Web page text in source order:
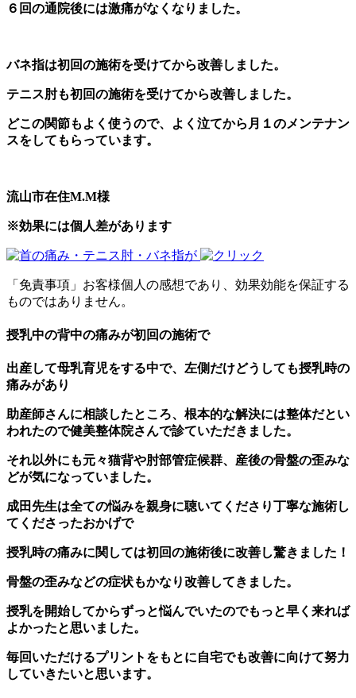
６回の通院後には激痛がなくなりました。
バネ指は初回の施術を受けてから改善しました。
テニス肘も初回の施術を受けてから改善しました。
どこの関節もよく使うので、よく泣てから月１のメンテナン
スをしてもらっています。
流山市在住M.M様
※効果には個人差があります
「免責事項」お客様個人の感想であり、効果効能を保証する
ものではありません。
授乳中の背中の痛みが初回の施術で
出産して母乳育児をする中で、左側だけどうしても授乳時の
痛みがあり
助産師さんに相談したところ、根本的な解決には整体だとい
われたので健美整体院さんで診ていただきました。
それ以外にも元々猫背や肘部管症候群、産後の骨盤の歪みな
どが気になっていました。
成田先生は全ての悩みを親身に聴いてくださり丁寧な施術し
てくださったおかげで
授乳時の痛みに関しては初回の施術後に改善し驚きました！
骨盤の歪みなどの症状もかなり改善してきました。
授乳を開始してからずっと悩んでいたのでもっと早く来れば
よかったと思いました。
毎回いただけるプリントをもとに自宅でも改善に向けて努力
していきたいと思います。